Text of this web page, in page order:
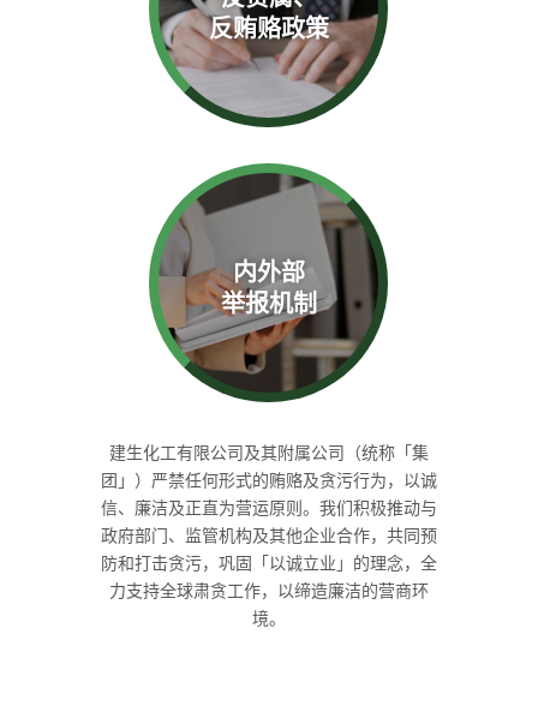
反贿赂政策
内外部
举报机制
建生化工有限公司及其附属公司（统称「集
团」）严禁任何形式的贿赂及贪污行为，以诚
信、廉洁及正直为营运原则。我们积极推动与
政府部门、监管机构及其他企业合作，共同预
防和打击贪污，巩固「以诚立业」的理念，全
力支持全球肃贪工作，以缔造廉洁的营商环
境。